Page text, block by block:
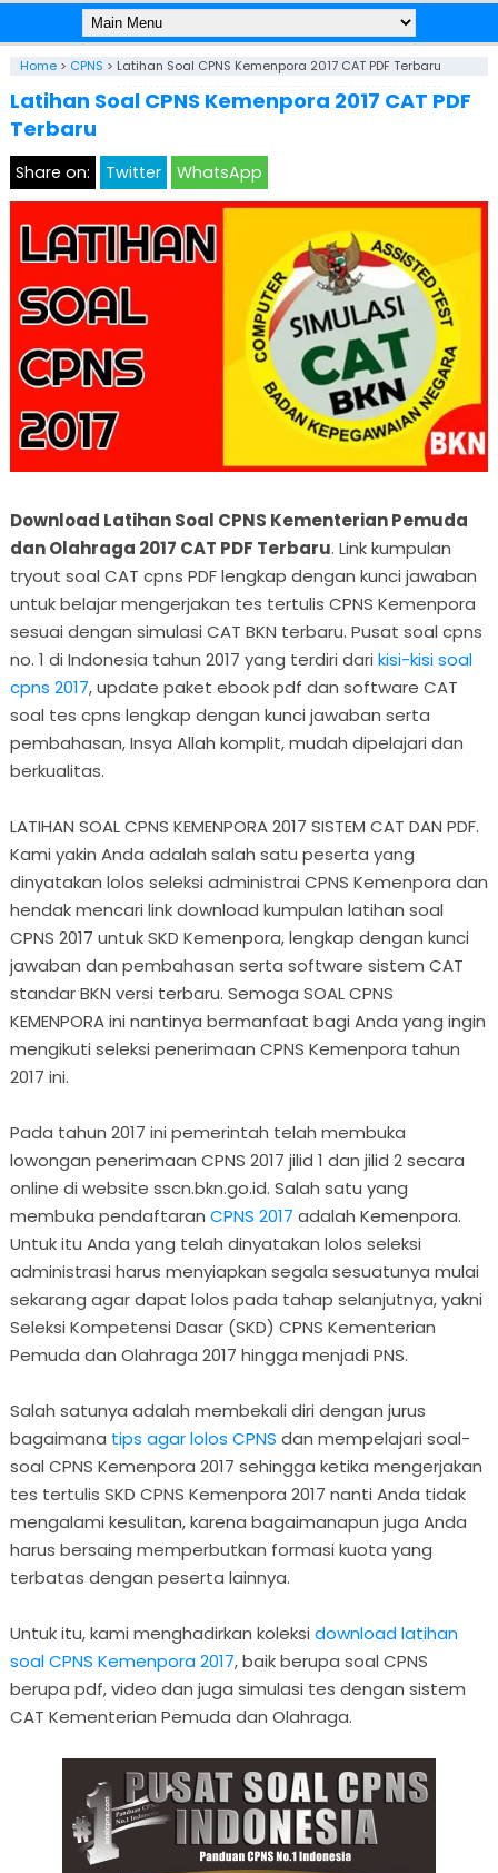
Home> CPNS > Latihan Soal CPNS Kemenpora 2017 CAT PDF Terbaru
Latihan Soal CPNS Kemenpora 2017 CAT PDF
Terbaru
Share on: Twitter WhatsApp
Download Latihan Soal CPNS Kementerian Pemuda
dan Olahraga 2017 CAT PDF Terbaru. Link kumpulan
tryout soal CAT cpns PDF lengkap dengan kunci jawaban
untuk belajar mengerjakan tes tertulis CPNS Kemenpora
sesuai dengan simulasi CAT BKN terbaru. Pusat soal cpns
no. 1 di Indonesia tahun 2017 yang terdiri dari kisi-kisi soal
cpns 2017, update paket ebook pdf dan software CAT
soal tes cpns lengkap dengan kunci jawaban serta
pembahasan, Insya Allah komplit, mudah dipelajari dan
berkualitas.
LATIHAN SOAL CPNS KEMENPORA 2017 SISTEM CAT DAN PDF.
Kami yakin Anda adalah salah satu peserta yang
dinyatakan lolos seleksi administrai CPNS Kemenpora dan
hendak mencari link download kumpulan latihan soal
CPNS 2017 untuk SKD Kemenpora, lengkap dengan kunci
jawaban dan pembahasan serta software sistem CAT
standar BKN versi terbaru. Semoga SOAL CPNS
KEMENPORA ini nantinya bermanfaat bagi Anda yang ingin
mengikuti seleksi penerimaan CPNS Kemenpora tahun
2017 ini.
Pada tahun 2017 ini pemerintah telah membuka
lowongan penerimaan CPNS 2017 jilid 1 dan jilid 2 secara
online di website sscn.bkn.go.id. Salah satu yang
membuka pendaftaran CPNS 2017 adalah Kemenpora.
Untuk itu Anda yang telah dinyatakan lolos seleksi
administrasi harus menyiapkan segala sesuatunya mulai
sekarang agar dapat lolos pada tahap selanjutnya, yakni
Seleksi Kompetensi Dasar (SKD) CPNS Kementerian
Pemuda dan Olahraga 2017 hingga menjadi PNS.
Salah satunya adalah membekali diri dengan jurus
bagaimana tips agar lolos CPNS dan mempelajari soal-
soal CPNS Kemenpora 2017 sehingga ketika mengerjakan
tes tertulis SKD CPNS Kemenpora 2017 nanti Anda tidak
mengalami kesulitan, karena bagaimanapun juga Anda
harus bersaing memperbutkan formasi kuota yang
terbatas dengan peserta lainnya.
Untuk itu, kami menghadirkan koleksi download latihan
soal CPNS Kemenpora 2017, baik berupa soal CPNS
berupa pdf, video dan juga simulasi tes dengan sistem
CAT Kementerian Pemuda dan Olahraga.